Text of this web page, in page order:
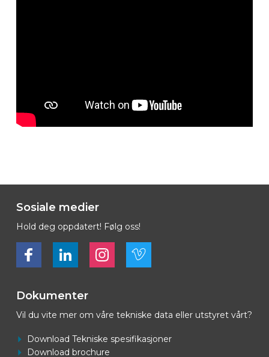
Sosiale medier
Hold deg oppdatert! Følg oss!
Bekijk ons op FacebookBekijk ons op LinkedInBekijk ons op LinkedInBekijk ons op Vimeo
Dokumenter
Vil du vite mer om våre tekniske data eller utstyret vårt?
Download Tekniske spesifikasjoner
Download brochure